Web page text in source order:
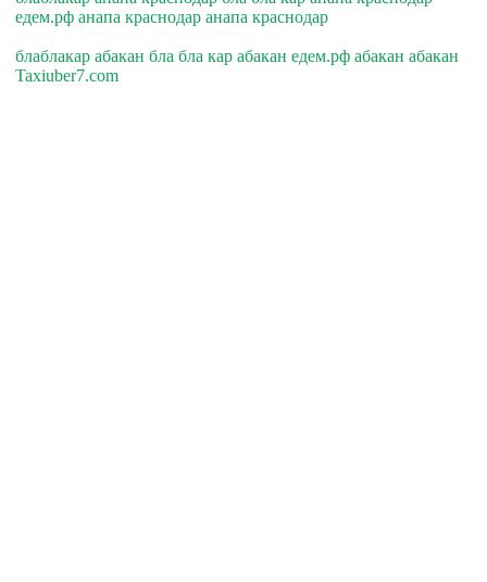
едем.рф анапа краснодар анапа краснодар
блаблакар абакан бла бла кар абакан едем.рф абакан абакан
Taxiuber7.com